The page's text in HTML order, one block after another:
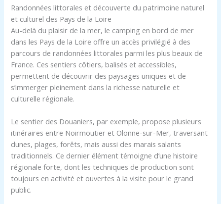
Randonnées littorales et découverte du patrimoine naturel
et culturel des Pays de la Loire
Au-delà du plaisir de la mer, le camping en bord de mer
dans les Pays de la Loire offre un accès privilégié à des
parcours de randonnées littorales parmi les plus beaux de
France. Ces sentiers côtiers, balisés et accessibles,
permettent de découvrir des paysages uniques et de
s’immerger pleinement dans la richesse naturelle et
culturelle régionale.
Le sentier des Douaniers, par exemple, propose plusieurs
itinéraires entre Noirmoutier et Olonne-sur-Mer, traversant
dunes, plages, forêts, mais aussi des marais salants
traditionnels. Ce dernier élément témoigne d’une histoire
régionale forte, dont les techniques de production sont
toujours en activité et ouvertes à la visite pour le grand
public.